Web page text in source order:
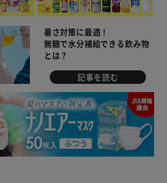
暑さ対策に最適！
無糖で水分補給できる飲み物
とは？
記事を読む